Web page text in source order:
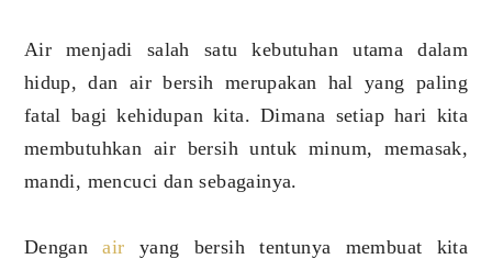
Air menjadi salah satu kebutuhan utama dalam
hidup, dan air bersih merupakan hal yang paling
fatal bagi kehidupan kita. Dimana setiap hari kita
membutuhkan air bersih untuk minum, memasak,
mandi, mencuci dan sebagainya.
Dengan air yang bersih tentunya membuat kita